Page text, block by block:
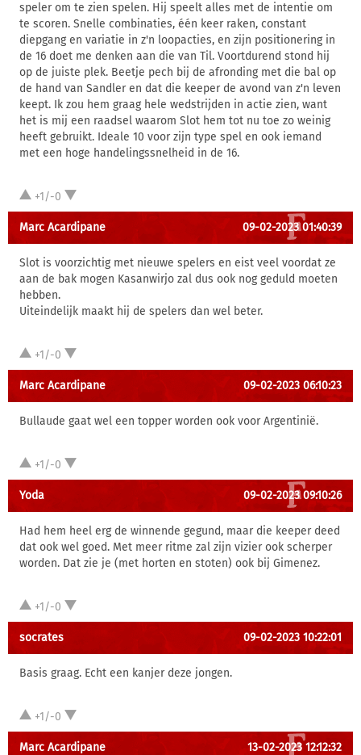
speler om te zien spelen. Hij speelt alles met de intentie om
te scoren. Snelle combinaties, één keer raken, constant
diepgang en variatie in z'n loopacties, en zijn positionering in
de 16 doet me denken aan die van Til. Voortdurend stond hij
op de juiste plek. Beetje pech bij de afronding met die bal op
de hand van Sandler en dat die keeper de avond van z'n leven
keept. Ik zou hem graag hele wedstrijden in actie zien, want
het is mij een raadsel waarom Slot hem tot nu toe zo weinig
heeft gebruikt. Ideale 10 voor zijn type spel en ook iemand
met een hoge handelingssnelheid in de 16.
+1/-0
Marc Acardipane 09-02-2023 01:40:39
Slot is voorzichtig met nieuwe spelers en eist veel voordat ze
aan de bak mogen Kasanwirjo zal dus ook nog geduld moeten
hebben.
Uiteindelijk maakt hij de spelers dan wel beter.
+1/-0
Marc Acardipane 09-02-2023 06:10:23
Bullaude gaat wel een topper worden ook voor Argentinië.
+1/-0
Yoda 09-02-2023 09:10:26
Had hem heel erg de winnende gegund, maar die keeper deed
dat ook wel goed. Met meer ritme zal zijn vizier ook scherper
worden. Dat zie je (met horten en stoten) ook bij Gimenez.
+1/-0
socrates 09-02-2023 10:22:01
Basis graag. Echt een kanjer deze jongen.
+1/-0
Marc Acardipane 13-02-2023 12:12:32